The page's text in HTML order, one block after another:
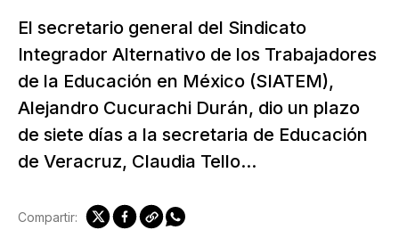
El secretario general del Sindicato
Integrador Alternativo de los Trabajadores
de la Educación en México (SIATEM),
Alejandro Cucurachi Durán, dio un plazo
de siete días a la secretaria de Educación
de Veracruz, Claudia Tello...
Compartir: